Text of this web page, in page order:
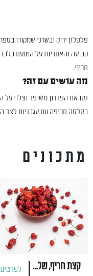
פלפלון ירוק ובשרני שמקורו
קבועה והאחריות על הטועם
חריף.
מה עושים עם זה?
נסו את הפדרון משופד וצלוי על
בסלסה חריפה עם עגבניות לצד
מתכונים
קצת חריף, שלא ישעמם